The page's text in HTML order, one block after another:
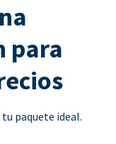
para
paquete ideal.